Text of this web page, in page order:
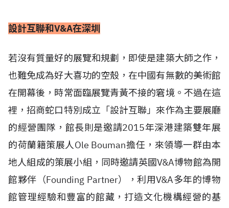
設計互聯和V&A在深圳
若沒有質量好的展覽和規劃，即使是建築大師之作，
也難免成為好大喜功的空殼，在中國有無數的美術館
在開幕後，時常面臨展覽青黃不接的窘境。不過在這
裡，招商蛇口特別成立「設計互聯」來作為主要展廳
的經營團隊，館長則是邀請2015年深港建築雙年展
的荷蘭籍策展人Ole Bouman擔任，來領導一群由本
地人組成的策展小組，同時邀請英國V&A博物館為開
館夥伴（Founding Partner），利用V&A多年的博物
館管理經驗和豐富的館藏，打造文化機構經營的基